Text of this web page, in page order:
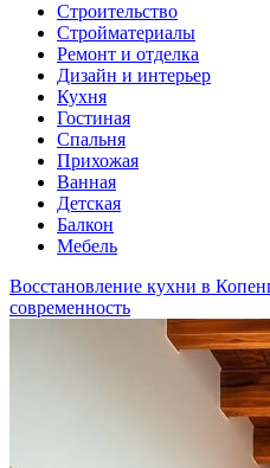
Строительство
Стройматериалы
Ремонт и отделка
Дизайн и интерьер
Кухня
Гостиная
Спальня
Прихожая
Ванная
Детская
Балкон
Мебель
Восстановление кухни в
современность